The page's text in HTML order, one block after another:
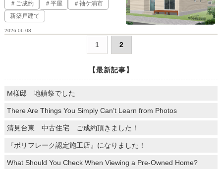
＃ご成約 ＃平屋
＃袖ケ浦市
新築戸建て
2026-06-08
1 2
【最新記事】
M様邸 地鎮祭でした
There Are Things You Simply Can’t Learn from Photos
清見台東 中古住宅 ご成約頂きました！
『ポリフレーク認定施工店』になりました！
What Should You Check When Viewing a Pre-Owned Home?